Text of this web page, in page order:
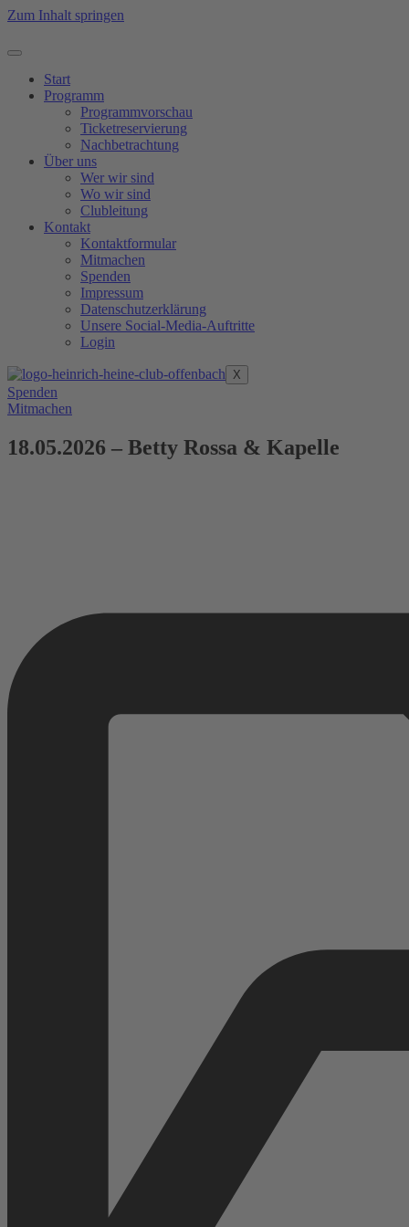
Zum Inhalt springen
Start
Programm
Programmvorschau
Ticketreservierung
Nachbetrachtung
Über uns
Wer wir sind
Wo wir sind
Clubleitung
Kontakt
Kontaktformular
Mitmachen
Spenden
Impressum
Datenschutzerklärung
Unsere Social-Media-Auftritte
Login
X
Spenden
Mitmachen
18.05.2026 – Betty Rossa & Kapelle